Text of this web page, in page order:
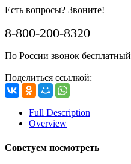
Есть вопросы? Звоните!
8-800-200-8320
По России звонок бесплатный
Поделиться ссылкой:
Full Description
Overview
Советуем посмотреть